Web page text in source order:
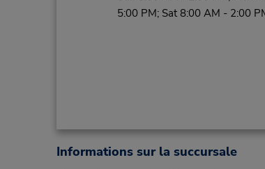
5:00 PM; Sat 8:00 AM - 2:00
Informations sur la succursale